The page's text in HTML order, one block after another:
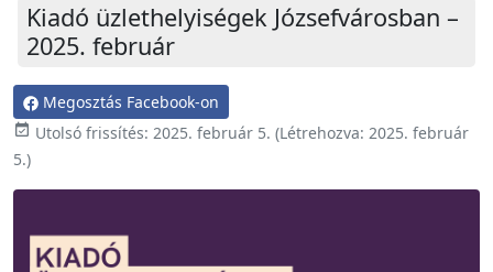
Kiadó üzlethelyiségek Józsefvárosban –
2025. február
Megosztás Facebook-on
 Utolsó frissítés: 2025. február 5. (Létrehozva: 2025. február
5.)